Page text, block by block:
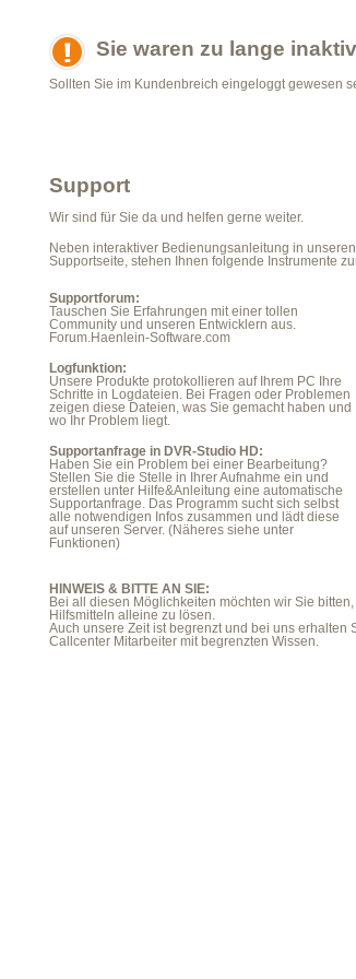
Sie waren zu lange inaktiv
Sollten Sie im Kundenbreich eingeloggt gewesen
Support
Wir sind für Sie da und helfen gerne weiter.
Neben interaktiver Bedienungsanleitung in
Supportseite, stehen Ihnen folgende Instrumente
Supportforum:
Tauschen Sie Erfahrungen mit einer tollen
Community und unseren Entwicklern aus.
Forum.Haenlein-Software.com
Logfunktion:
Unsere Produkte protokollieren auf Ihrem PC Ihre
Schritte in Logdateien. Bei Fragen oder Problemen
zeigen diese Dateien, was Sie gemacht haben und
wo Ihr Problem liegt.
Supportanfrage in DVR-Studio HD:
Haben Sie ein Problem bei einer Bearbeitung?
Stellen Sie die Stelle in Ihrer Aufnahme ein und
erstellen unter Hilfe&Anleitung eine automatische
Supportanfrage. Das Programm sucht sich selbst
alle notwendigen Infos zusammen und lädt diese
auf unseren Server. (Näheres siehe unter
Funktionen)
HINWEIS & BITTE AN SIE:
Bei all diesen Möglichkeiten möchten wir Sie
Hilfsmitteln alleine zu lösen.
Auch unsere Zeit ist begrenzt und bei uns
Callcenter Mitarbeiter mit begrenzten Wissen.